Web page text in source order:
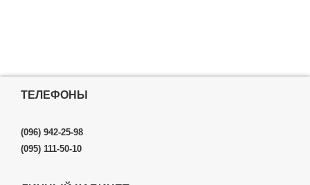
ТЕЛЕФОНЫ
(096) 942-25-98
(095) 111-50-10